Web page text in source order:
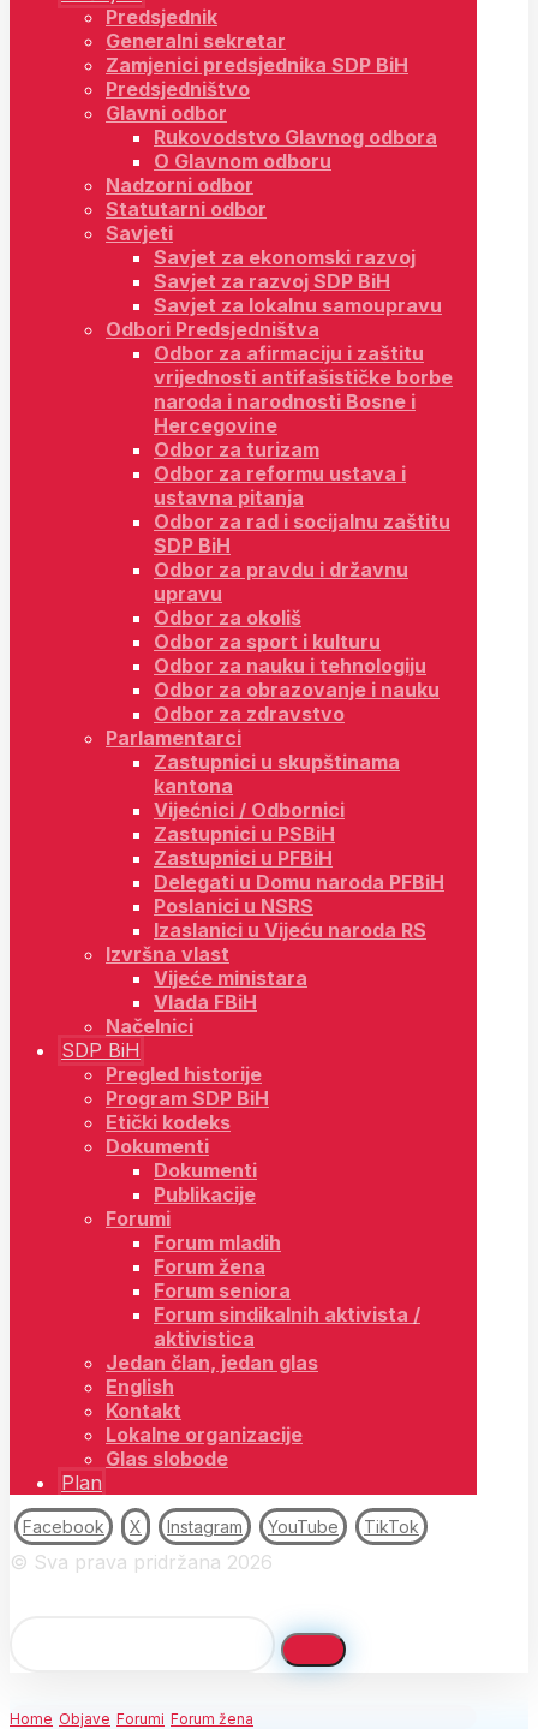
Predsjednik
Generalni sekretar
Zamjenici predsjednika SDP BiH
Predsjedništvo
Glavni odbor
Rukovodstvo Glavnog odbora
O Glavnom odboru
Nadzorni odbor
Statutarni odbor
Savjeti
Savjet za ekonomski razvoj
Savjet za razvoj SDP BiH
Savjet za lokalnu samoupravu
Odbori Predsjedništva
Odbor za afirmaciju i zaštitu
vrijednosti antifašističke borbe
naroda i narodnosti Bosne i
Hercegovine
Odbor za turizam
Odbor za reformu ustava i
ustavna pitanja
Odbor za rad i socijalnu zaštitu
SDP BiH
Odbor za pravdu i državnu
upravu
Odbor za okoliš
Odbor za sport i kulturu
Odbor za nauku i tehnologiju
Odbor za obrazovanje i nauku
Odbor za zdravstvo
Parlamentarci
Zastupnici u skupštinama
kantona
Vijećnici / Odbornici
Zastupnici u PSBiH
Zastupnici u PFBiH
Delegati u Domu naroda PFBiH
Poslanici u NSRS
Izaslanici u Vijeću naroda RS
Izvršna vlast
Vijeće ministara
Vlada FBiH
Načelnici
SDP BiH
Pregled historije
Program SDP BiH
Etički kodeks
Dokumenti
Dokumenti
Publikacije
Forumi
Forum mladih
Forum žena
Forum seniora
Forum sindikalnih aktivista /
aktivistica
Jedan član, jedan glas
English
Kontakt
Lokalne organizacije
Glas slobode
Plan
Facebook X Instagram YouTube TikTok
© Sva prava pridržana 2026
Home Objave Forumi Forum žena